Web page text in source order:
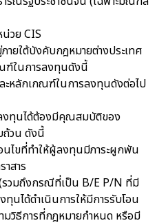
วย CIS
ยใต้บังคับกฎหมายต่างประเทศ
ในการลงทุนดังนี้
หลักเกณฑ์ในการลงทุนดังต่อไป
งทุนได้ต้องมีคุณสมบัติของ
ถ้วน ดังนี้
ไขที่ทำให้ผู้ลงทุนมีภาระผูกพัน
สาร
รวมถึงกรณีที่เป็น B/E P/N ที่มี
นได้ดำเนินการให้มีการรับโอน
มวิธีการที่กฎหมายกำหนด หรือมี